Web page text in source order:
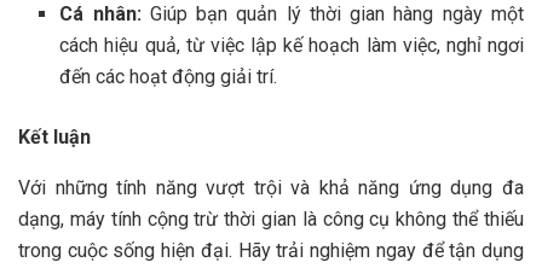
Cá nhân: Giúp bạn quản lý thời gian hàng ngày một
cách hiệu quả, từ việc lập kế hoạch làm việc, nghỉ ngơi
đến các hoạt động giải trí.
Kết luận
Với những tính năng vượt trội và khả năng ứng dụng đa
dạng, máy tính cộng trừ thời gian là công cụ không thể thiếu
trong cuộc sống hiện đại. Hãy trải nghiệm ngay để tận dụng